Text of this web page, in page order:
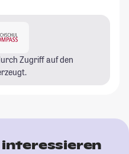
Zugriff auf den
interessieren